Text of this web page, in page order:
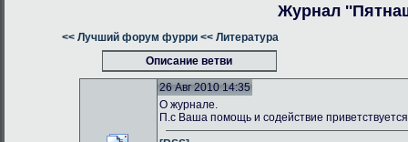
Журнал
<< Лучший форум фурри << Литература
Описание ветви
26 Авг 2010 14:35
О журнале.
П.с Ваша помощь и содействие